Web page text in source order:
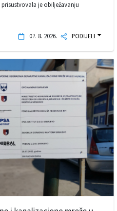
je obilježavanju
07. 8. 2026. PODIJELI